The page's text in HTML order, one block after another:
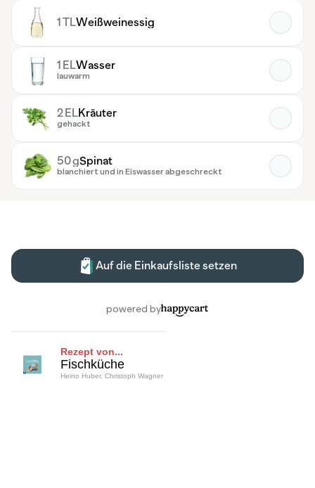
Rezept von...
Fischküche
Heino Huber, Christoph Wagner